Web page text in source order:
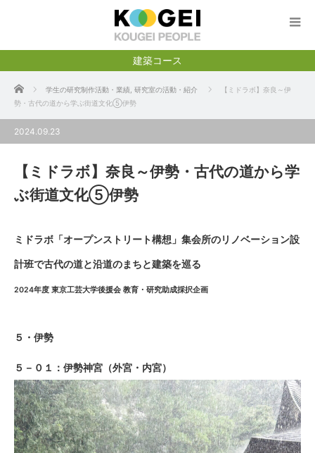
建築コース
ホーム 学生の研究制作活動・業績 研究室の活動・紹介
【ミドラボ】奈良～伊
勢・古代の道から学ぶ街道文化⑤伊勢
2024.09.23
【ミドラボ】奈良～伊勢・古代の道から学
ぶ街道文化⑤伊勢
ミドラボ「オープンストリート構想」集会所のリノベーション設
計班で古代の道と沿道のまちと建築を巡る
2024年度 東京工芸大学後援会 教育・研究助成採択企画
５・伊勢
５－０１：伊勢神宮（外宮・内宮）